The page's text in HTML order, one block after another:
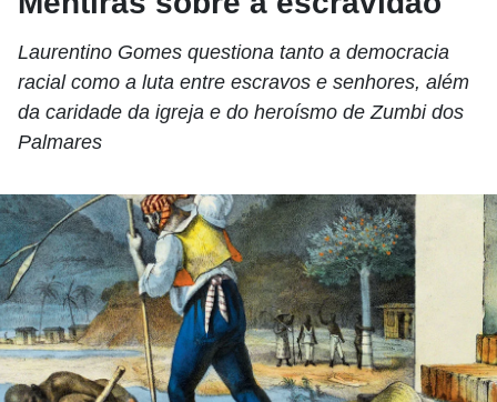
Laurentino Gomes questiona tanto a democracia
racial como a luta entre escravos e senhores, além
da caridade da igreja e do heroísmo de Zumbi dos
Palmares